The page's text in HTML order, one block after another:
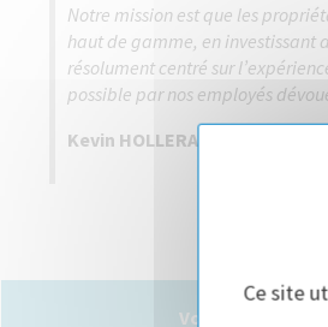
Notre mission est que les
haut de gamme, en investissant
résolument centré sur
possible par nos employés
Kevin HOLLERAN – Président
Vous avez aimé
Ce site